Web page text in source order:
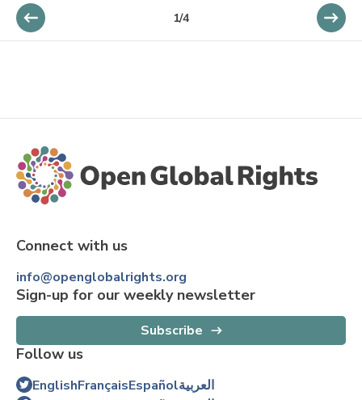
1/4
Connect with us
info@openglobalrights.org
Sign-up for our weekly newsletter
Subscribe
Follow us
EnglishFrançaisEspañolالعربية